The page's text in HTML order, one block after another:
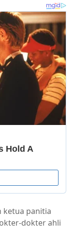
ketua panitia
dokter ahli